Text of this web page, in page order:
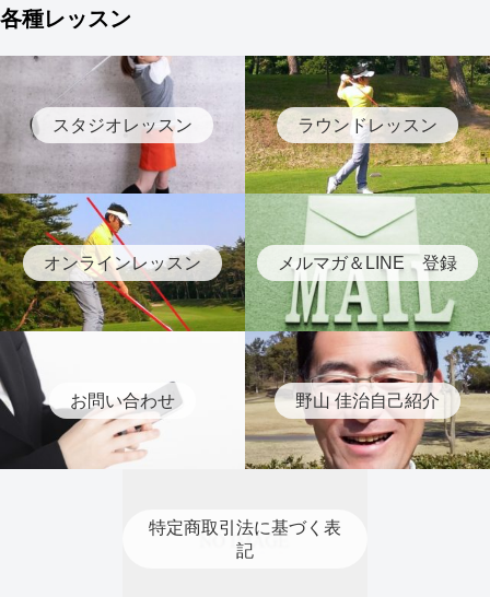
各種レッスン
スタジオレッスン ラウンドレッスン
オンラインレッスン メルマガ＆LINE 登録
お問い合わせ 野山 佳治自己紹介
特定商取引法に基づく表
記